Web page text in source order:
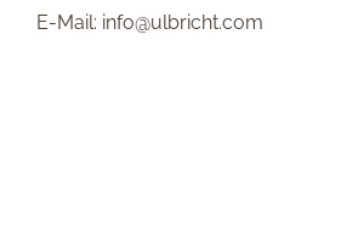
E-Mail: info@ulbricht.com